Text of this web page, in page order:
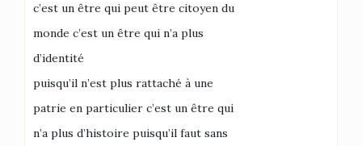
c’est un être qui peut être citoyen du
monde c’est un être qui n’a plus
d’identité
puisqu’il n’est plus rattaché à une
patrie en particulier c’est un être qui
n’a plus d’histoire puisqu’il faut sans